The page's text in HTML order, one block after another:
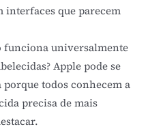
que parecem
universalmente
Apple pode se
todos conhecem a
precisa de mais